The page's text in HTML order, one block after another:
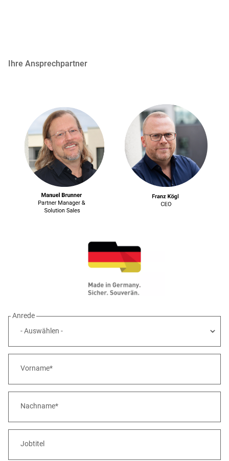
Ihre Ansprechpartner
Anrede
Vorname*
Nachname*
Jobtitel